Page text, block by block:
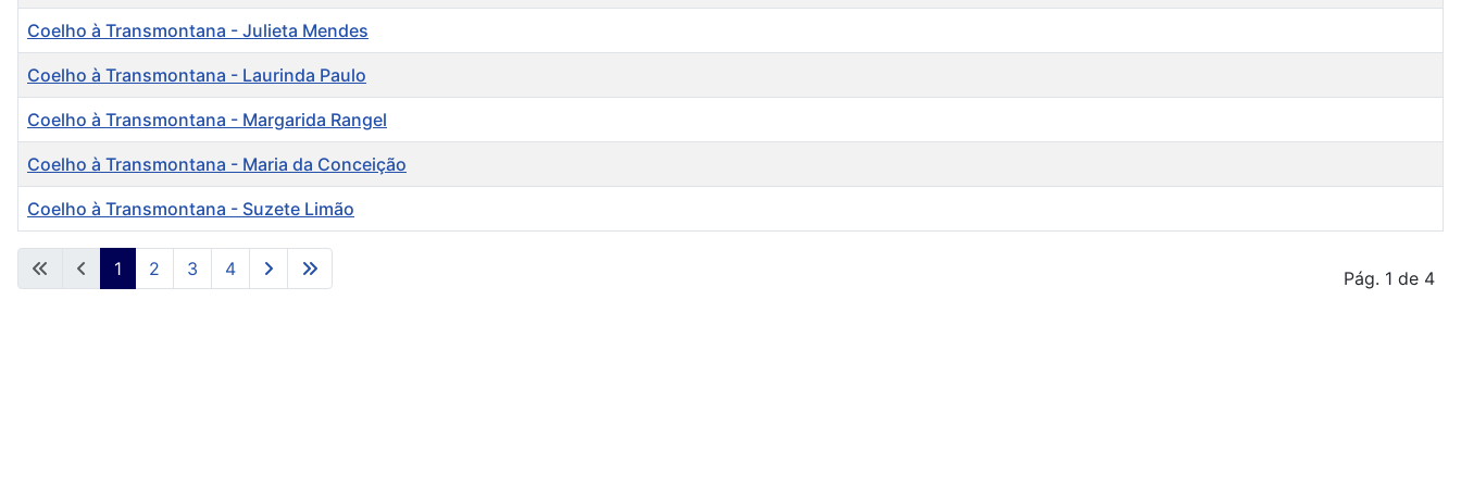
Artigos
Coelho à Transmontana - Julieta Mendes
Coelho à Transmontana - Laurinda Paulo
Coelho à Transmontana - Margarida Rangel
Coelho à Transmontana - Maria da Conceição
Coelho à Transmontana - Suzete Limão
Pág. 1 de 4
1 2 3 4